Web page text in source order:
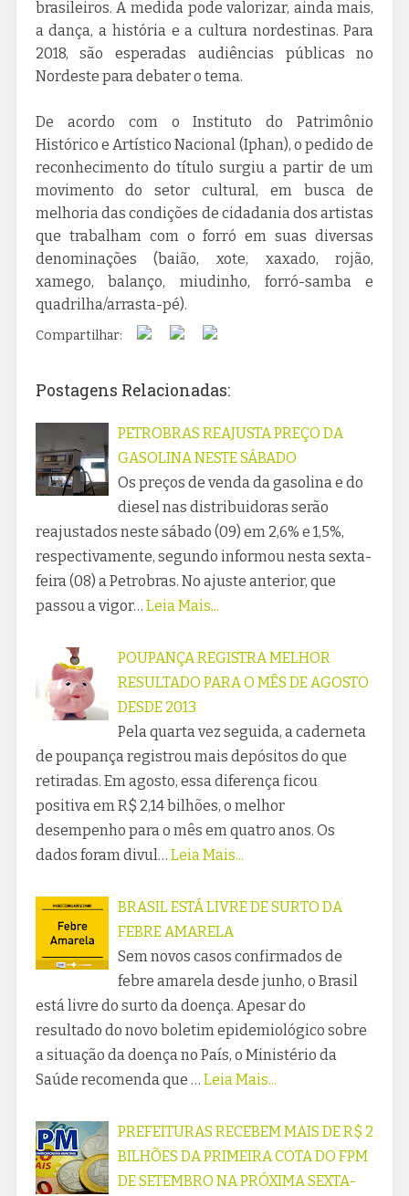
brasileiros. A medida pode valorizar, ainda mais,
a dança, a história e a cultura nordestinas. Para
2018, são esperadas audiências públicas no
Nordeste para debater o tema.
De acordo com o Instituto do Patrimônio
Histórico e Artístico Nacional (Iphan), o pedido de
reconhecimento do título surgiu a partir de um
movimento do setor cultural, em busca de
melhoria das condições de cidadania dos artistas
que trabalham com o forró em suas diversas
denominações (baião, xote, xaxado, rojão,
xamego, balanço, miudinho, forró-samba e
quadrilha/arrasta-pé).
Compartilhar:
Postagens Relacionadas:
PETROBRAS REAJUSTA PREÇO DA
GASOLINA NESTE SÁBADO
Os preços de venda da gasolina e do
diesel nas distribuidoras serão
reajustados neste sábado (09) em 2,6% e 1,5%,
respectivamente, segundo informou nesta sexta-
feira (08) a Petrobras. No ajuste anterior, que
passou a vigor… Leia Mais...
POUPANÇA REGISTRA MELHOR
RESULTADO PARA O MÊS DE AGOSTO
DESDE 2013
Pela quarta vez seguida, a caderneta
de poupança registrou mais depósitos do que
retiradas. Em agosto, essa diferença ficou
positiva em R$ 2,14 bilhões, o melhor
desempenho para o mês em quatro anos. Os
dados foram divul… Leia Mais...
BRASIL ESTÁ LIVRE DE SURTO DA
FEBRE AMARELA
Sem novos casos confirmados de
febre amarela desde junho, o Brasil
está livre do surto da doença. Apesar do
resultado do novo boletim epidemiológico sobre
a situação da doença no País, o Ministério da
Saúde recomenda que … Leia Mais...
PREFEITURAS RECEBEM MAIS DE R$ 2
BILHÕES DA PRIMEIRA COTA DO FPM
DE SETEMBRO NA PRÓXIMA SEXTA-